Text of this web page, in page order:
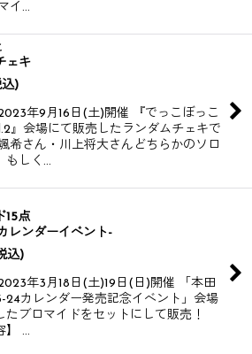
イ…
ェキ
)
年9月16日(土)開催 『でっこぼっこ
』会場にて販売したランダムチェキで
希さん・川上将大さんどちらかのソロ
もしく…
15点
レンダーイベント-
込)
年3月18日(土)19日(日)開催 「本田
24カレンダー発売記念イベント」会場
たブロマイドをセットにして販売！
】 …